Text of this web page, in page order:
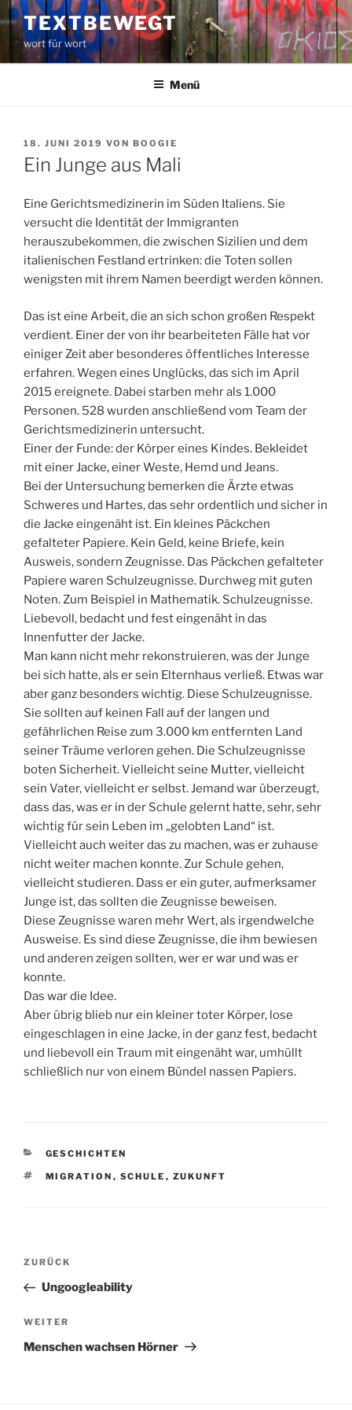
Zum
Inhalt
springen
TEXTBEWEGT
wort für wort
Menü
VERÖFFENTLICHT
AM
18. JUNI 2019 VON BOOGIE
Ein Junge aus Mali
Eine Gerichtsmedizinerin im Süden Italiens. Sie
versucht die Identität der Immigranten
herauszubekommen, die zwischen Sizilien und dem
italienischen Festland ertrinken: die Toten sollen
wenigsten mit ihrem Namen beerdigt werden können.
Das ist eine Arbeit, die an sich schon großen Respekt
verdient. Einer der von ihr bearbeiteten Fälle hat vor
einiger Zeit aber besonderes öffentliches Interesse
erfahren. Wegen eines Unglücks, das sich im April
2015 ereignete. Dabei starben mehr als 1.000
Personen. 528 wurden anschließend vom Team der
Gerichtsmedizinerin untersucht.
Einer der Funde: der Körper eines Kindes. Bekleidet
mit einer Jacke, einer Weste, Hemd und Jeans.
Bei der Untersuchung bemerken die Ärzte etwas
Schweres und Hartes, das sehr ordentlich und sicher in
die Jacke eingenäht ist. Ein kleines Päckchen
gefalteter Papiere. Kein Geld, keine Briefe, kein
Ausweis, sondern Zeugnisse. Das Päckchen gefalteter
Papiere waren Schulzeugnisse. Durchweg mit guten
Noten. Zum Beispiel in Mathematik. Schulzeugnisse.
Liebevoll, bedacht und fest eingenäht in das
Innenfutter der Jacke.
Man kann nicht mehr rekonstruieren, was der Junge
bei sich hatte, als er sein Elternhaus verließ. Etwas war
aber ganz besonders wichtig. Diese Schulzeugnisse.
Sie sollten auf keinen Fall auf der langen und
gefährlichen Reise zum 3.000 km entfernten Land
seiner Träume verloren gehen. Die Schulzeugnisse
boten Sicherheit. Vielleicht seine Mutter, vielleicht
sein Vater, vielleicht er selbst. Jemand war überzeugt,
dass das, was er in der Schule gelernt hatte, sehr, sehr
wichtig für sein Leben im „gelobten Land“ ist.
Vielleicht auch weiter das zu machen, was er zuhause
nicht weiter machen konnte. Zur Schule gehen,
vielleicht studieren. Dass er ein guter, aufmerksamer
Junge ist, das sollten die Zeugnisse beweisen.
Diese Zeugnisse waren mehr Wert, als irgendwelche
Ausweise. Es sind diese Zeugnisse, die ihm bewiesen
und anderen zeigen sollten, wer er war und was er
konnte.
Das war die Idee.
Aber übrig blieb nur ein kleiner toter Körper, lose
eingeschlagen in eine Jacke, in der ganz fest, bedacht
und liebevoll ein Traum mit eingenäht war, umhüllt
schließlich nur von einem Bündel nassen Papiers.
KATEGORIEN
GESCHICHTEN
SCHLAGWÖRTER
MIGRATION , SCHULE , ZUKUNFT
Beitragsnavigation
Vorheriger
Beitrag
ZURÜCK
Ungoogleability
Nächster
Beitrag
WEITER
Menschen wachsen Hörner